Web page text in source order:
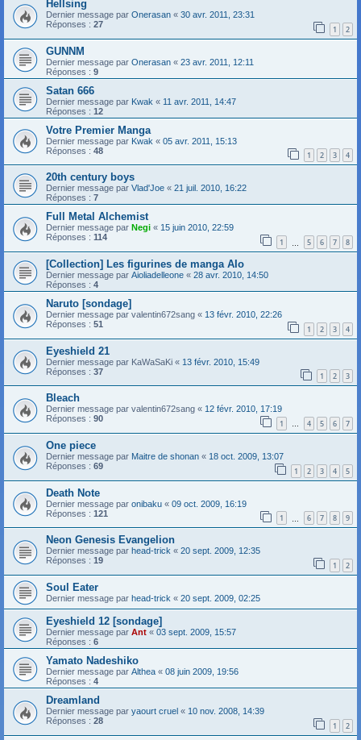
Hellsing
Dernier message par Onerasan « 30 avr. 2011, 23:31
Réponses : 27 1 2
GUNNM
Dernier message par Onerasan « 23 avr. 2011, 12:11
Réponses : 9
Satan 666
Dernier message par Kwak « 11 avr. 2011, 14:47
Réponses : 12
Votre Premier Manga
Dernier message par Kwak « 05 avr. 2011, 15:13
Réponses : 48 1 2 3 4
20th century boys
Dernier message par Vlad'Joe « 21 juil. 2010, 16:22
Réponses : 7
Full Metal Alchemist
Dernier message par Negi « 15 juin 2010, 22:59
Réponses : 114 1 5 6 7 8
[Collection] Les figurines de manga AIo
Dernier message par Aioliadelleone « 28 avr. 2010, 14:50
Réponses : 4
Naruto [sondage]
Dernier message par valentin672sang « 13 févr. 2010, 22:26
Réponses : 51 1 2 3 4
Eyeshield 21
Dernier message par KaWaSaKi « 13 févr. 2010, 15:49
Réponses : 37 1 2 3
Bleach
Dernier message par valentin672sang « 12 févr. 2010, 17:19
Réponses : 90 1 … 4 5 6 7
One piece
Dernier message par Maitre de shonan « 18 oct. 2009, 13:07
Réponses : 69 1 2 3 4 5
Death Note
Dernier message par onibaku « 09 oct. 2009, 16:19
Réponses : 121 1 6 7 8 9
Neon Genesis Evangelion
Dernier message par head-trick « 20 sept. 2009, 12:35
Réponses : 19 1 2
Soul Eater
Dernier message par head-trick « 20 sept. 2009, 02:25
Eyeshield 12 [sondage]
Dernier message par Ant « 03 sept. 2009, 15:57
Réponses : 6
Yamato Nadeshiko
Dernier message par Althea « 08 juin 2009, 19:56
Réponses : 4
Dreamland
Dernier message par yaourt cruel « 10 nov. 2008, 14:39
Réponses : 28 1 2